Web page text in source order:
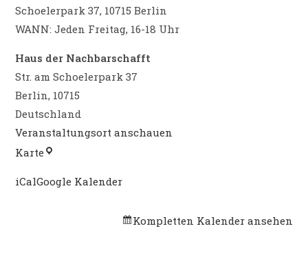
Schoelerpark 37, 10715 Berlin
WANN: Jeden Freitag, 16-18 Uhr
Haus der Nachbarschafft
Str. am Schoelerpark 37
Berlin, 10715
Deutschland
Veranstaltungsort anschauen
KarteHaus
Nachbarschafft
iCalGoogle Kalender
Kompletten Kalender ansehen